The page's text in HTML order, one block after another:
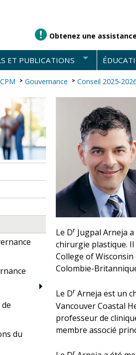
Obtenez une
ET PUBLICATIONS
Gouvernance Conseil 2025-
du
Le DrJugpal Arneja a
chirurgie plastique.
College of
Colombie-
Le DrArneja est un
Vancouver Coastal
professeur de
membre associé
r